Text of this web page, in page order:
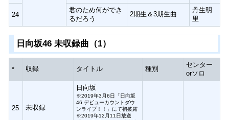
24
君のため何ができ
るだろう
2期生＆3期生曲
丹生明
里
日向坂46 未収録曲（1）
* 収録 タイトル 種別
センター
orソロ
25 未収録
日向坂
※2019年3月6日「日向坂
46 デビューカウントダウ
ンライブ！！」にて初披露
※2019年12月11日放送